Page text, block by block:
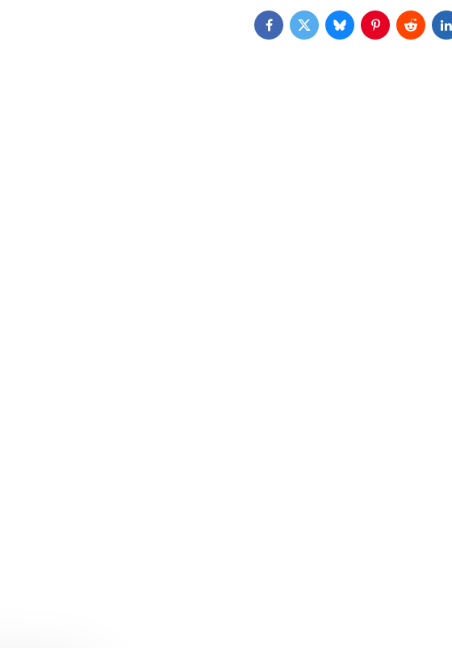
FacebookTwitterBlueskyPinterestReddit